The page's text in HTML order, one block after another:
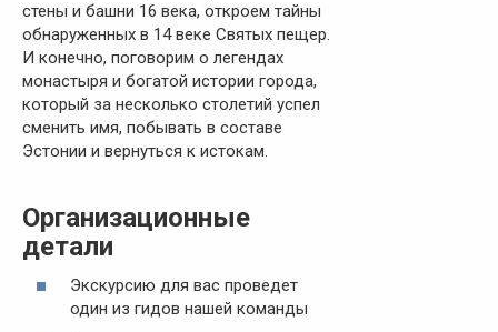
стены и башни 16 века, откроем тайны
обнаруженных в 14 веке Святых пещер.
И конечно, поговорим о легендах
монастыря и богатой истории города,
который за несколько столетий успел
сменить имя, побывать в составе
Эстонии и вернуться к истокам.
Организационные
детали
Экскурсию для вас проведет
один из гидов нашей команды